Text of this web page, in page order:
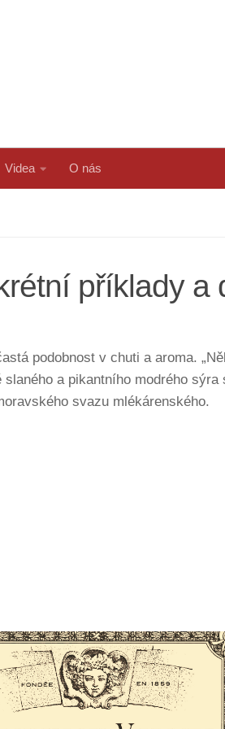
Videa O nás
příklady a
podobnost v chuti a aroma.
a pikantního modrého
svazu mlékárenského.